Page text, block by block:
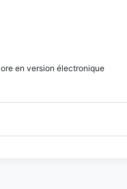
en version électronique